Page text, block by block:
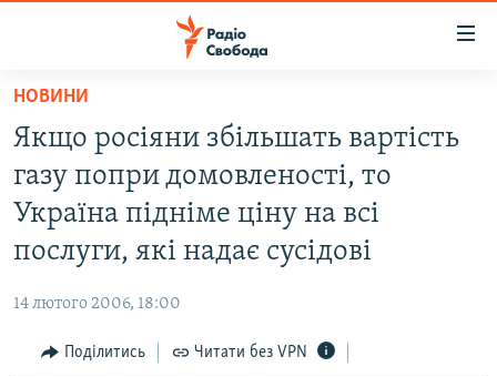
Перейти
основного
матеріалу
Перейти
до
основної
Перейти
пошуку
РАДІО СВОБОДА – 70 РОКІВ
ВСЕ ЗА ДОБУ
СТАТТІ
КУЛЬТУРА
ДОНБАС.РЕАЛІЇ
КРИМ.РЕАЛІЇ
НОВИНИ
Якщо росіяни збільшать вартість
газу попри домовленості, то
Україна підніме ціну на всі
послуги, які надає сусідові
14 лютого 2006, 18:00
Поділитись Читати без VPN